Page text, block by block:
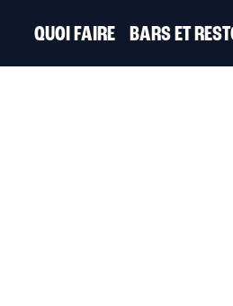
QUOI FAIRE BARS ET